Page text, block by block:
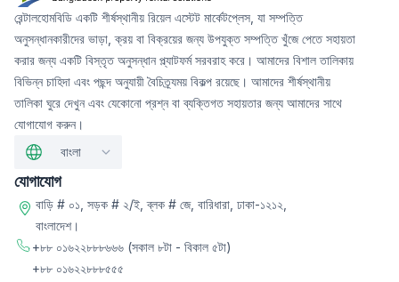
রেন্টালহোমবিডি একটি শীর্ষস্থানীয় রিয়েল এস্টেট মার্কেটপ্লেস, যা সম্পত্তি
অনুসন্ধানকারীদের ভাড়া, ক্রয় বা বিক্রয়ের জন্য উপযুক্ত সম্পত্তি খুঁজে পেতে সহায়তা
করার জন্য একটি বিস্তৃত অনুসন্ধান প্ল্যাটফর্ম সরবরাহ করে। আমাদের বিশাল তালিকায়
বিভিন্ন চাহিদা এবং পছন্দ অনুযায়ী বৈচিত্র্যময় বিকল্প রয়েছে। আমাদের শীর্ষস্থানীয়
তালিকা ঘুরে দেখুন এবং যেকোনো প্রশ্ন বা ব্যক্তিগত সহায়তার জন্য আমাদের সাথে
যোগাযোগ করুন।
বাংলা
যোগাযোগ
বাড়ি # ০১, সড়ক # ২/ই, ব্লক # জে, বারিধারা, ঢাকা-১২১২,
বাংলাদেশ।
+৮৮ ০১৬২২৮৮৮৬৬৬ (সকাল ৮টা - বিকাল ৫টা)
+৮৮ ০১৬২২৮৮৮৫৫৫